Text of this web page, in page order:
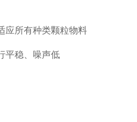
应所有种类颗粒物料
平稳、噪声低